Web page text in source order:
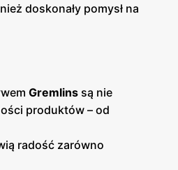
doskonały pomysł na
Gremlins są nie
produktów – od
radość zarówno